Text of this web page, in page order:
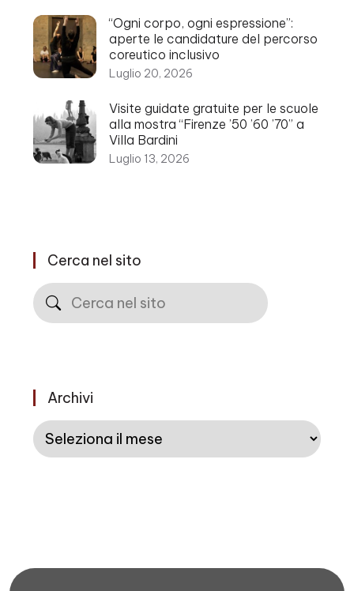
“Ogni corpo, ogni espressione”:
aperte le candidature del percorso
coreutico inclusivo
Luglio 20, 2026
Visite guidate gratuite per le scuole
alla mostra “Firenze ’50 ’60 ’70” a
Villa Bardini
Luglio 13, 2026
Cerca nel sito
Cerca
Archivi
Archivi